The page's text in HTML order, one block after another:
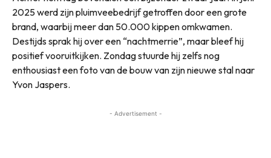
2025 werd zijn pluimveebedrijf getroffen door een grote
brand, waarbij meer dan 50.000 kippen omkwamen.
Destijds sprak hij over een “nachtmerrie”, maar bleef hij
positief vooruitkijken. Zondag stuurde hij zelfs nog
enthousiast een foto van de bouw van zijn nieuwe stal naar
Yvon Jaspers.
- Advertisement -